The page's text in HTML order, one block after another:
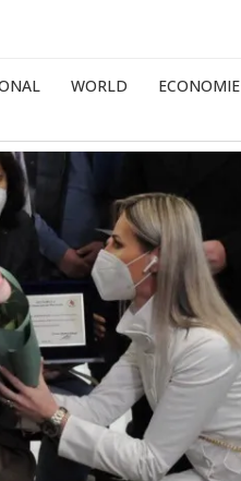
WORLD ECONOMIE